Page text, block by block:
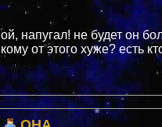
ой, напугал! не будет он
кому от этого хуже? есть